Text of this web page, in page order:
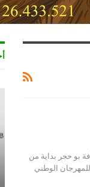
بو حجر بداية من
ديسمبر 2020 الدورة السابعة للمهرجان الوطني